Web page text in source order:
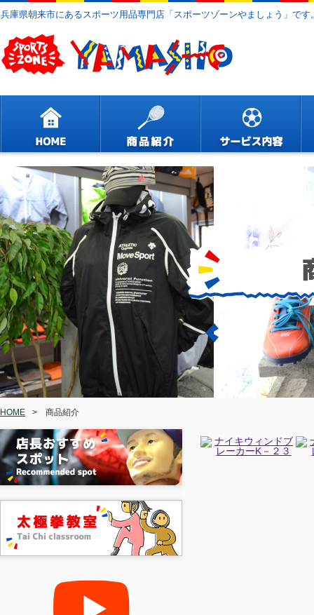
兵庫県朝来市にあるスポーツ用品専門店「スポーツゾーンやましょう」です
HOME > 商品紹介